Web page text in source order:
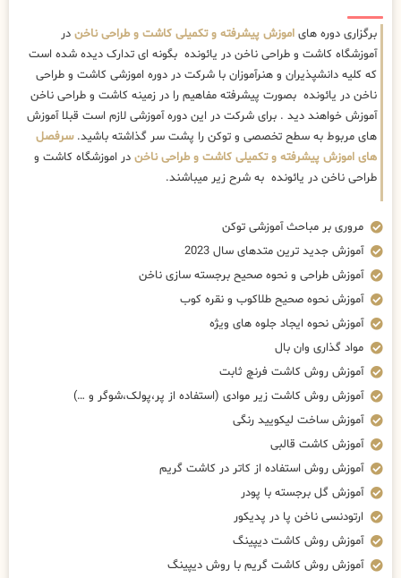
برگزاری دوره های اموزش پیشرفته و تکمیلی کاشت و طراحی ناخن در
آموزشگاه کاشت و طراحی ناخن در یائونده بگونه ای تدارک دیده شده است
که کلیه دانشپذیران و هنرآموزان با شرکت در دوره اموزشی کاشت و طراحی
ناخن در یائونده بصورت پیشرفته مفاهیم را در زمینه کاشت و طراحی ناخن
آموزش خواهند دید . برای شرکت در این دوره آموزشی لازم است قبلا آموزش
های مربوط به سطح تخصصی و توکن را پشت سر گذاشته باشید.سرفصل
های اموزش پیشرفته و تکمیلی کاشت و طراحی ناخن در اموزشگاه کاشت و
طراحی ناخن در یائونده به شرح زیر میباشند.
مروری بر مباحث آموزشی توکن
آموزش جدید ترین متدهای سال 2023
آموزش طراحی و نحوه صحیح برجسته سازی ناخن
آموزش نحوه صحیح طلاکوب و نقره کوب
آموزش نحوه ایجاد جلوه های ویژه
مواد گذاری وان بال
آموزش روش کاشت فرنچ ثابت
آموزش روش کاشت زیر موادی (استفاده از پر،پولک،شوگر و …)
آموزش ساخت لیکویید رنگی
آموزش کاشت قالبی
آموزش روش استفاده از کاتر در کاشت گریم
آموزش گل برجسته با پودر
ارتودنسی ناخن پا در پدیکور
آموزش روش کاشت دیپینگ
آموزش روش کاشت گریم با روش دیپینگ